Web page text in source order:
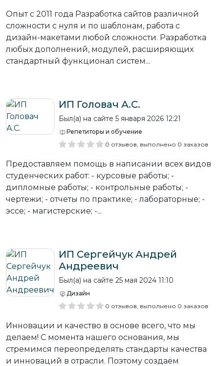
Опыт с 2011 года Разработка сайтов различной
сложности с нуля и по шаблонам, работа с
дизайн-макетами любой сложности. Разработка
любых дополнений, модулей, расширяющих
стандартный функционал систем...
ИП Головач А.С.
Был(а) на сайте 5 января 2026 12:21
Репетиторы и обучение
0 отзывов, выполнено 0 заказов
Предоставляем помощь в написании всех видов
студенческих работ: - курсовые работы; -
дипломные работы; - контрольные работы; -
чертежи; - отчеты по практике; - лабораторные; -
эссе; - магистерские; -...
ИП Сергейчук Андрей
Андреевич
Был(а) на сайте 25 мая 2024 11:10
Дизайн
0 отзывов, выполнено 0 заказов
Инновации и качество в основе всего, что мы
делаем! С момента нашего основания, мы
стремимся переопределять стандарты качества
и инноваций в отрасли. Поэтому создаём